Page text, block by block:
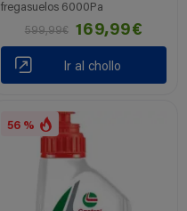
fregasuelos 6000Pa
599,99€
169,99€
Ir al chollo
56 %